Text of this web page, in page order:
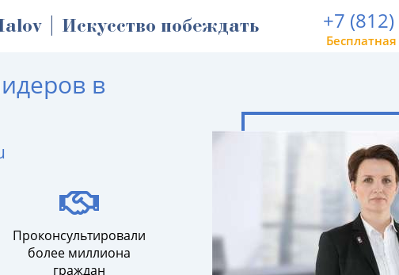
| Искусство побеждать +7
в
Проконсультировали
более миллиона
граждан